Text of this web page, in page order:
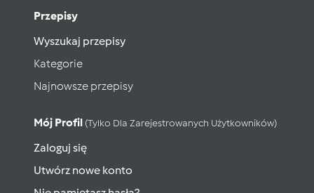
Przepisy
Wyszukaj przepisy
Kategorie
Najnowsze przepisy
Mój Profil (tylko Dla Zarejestrowanych Użytkowników)
Zaloguj się
Utwórz nowe konto